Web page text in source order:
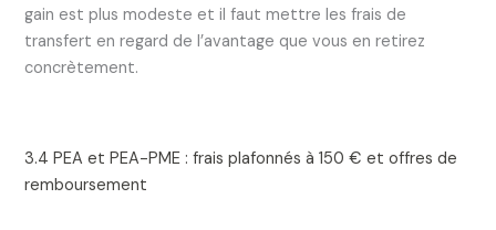
gain est plus modeste et il faut mettre les frais de
transfert en regard de l’avantage que vous en retirez
concrètement.
3.4 PEA et PEA-PME : frais plafonnés à 150 € et offres de
remboursement